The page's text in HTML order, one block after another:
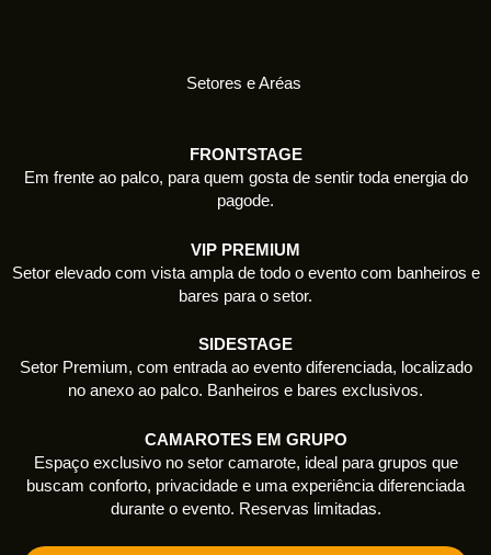
Setores e Aréas
FRONTSTAGE
Em frente ao palco, para quem gosta de sentir toda energia do
pagode.
VIP PREMIUM
Setor elevado com vista ampla de todo o evento com banheiros e
bares para o setor.
SIDESTAGE
Setor Premium, com entrada ao evento diferenciada, localizado
no anexo ao palco. Banheiros e bares exclusivos.
CAMAROTES EM GRUPO
Espaço exclusivo no setor camarote, ideal para grupos que
buscam conforto, privacidade e uma experiência diferenciada
durante o evento. Reservas limitadas.